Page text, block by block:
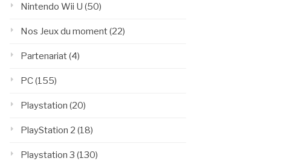
Nintendo Wii U (50)
Nos Jeux du moment(22)
Partenariat(4)
PC(155)
Playstation (20)
PlayStation 2 (18)
Playstation 3 (130)